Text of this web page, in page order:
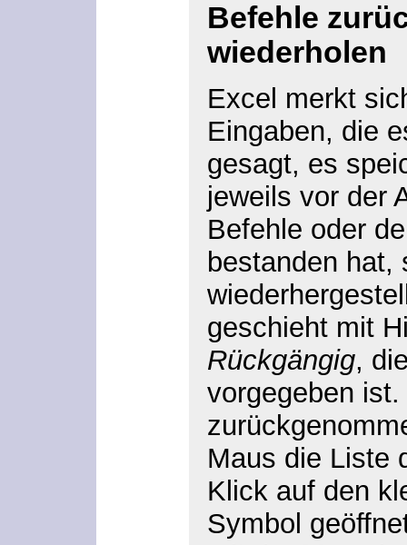
Befehle
wiederholen
Excel merkt
Eingaben, die
gesagt, es
jeweils vor der
Befehle oder
bestanden hat,
geschieht mit
Rückgängig,
vorgegeben
Maus die Liste
Klick auf den
Symbol